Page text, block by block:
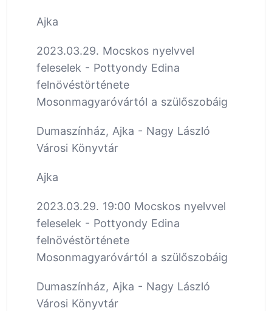
Ajka
2023.03.29. Mocskos nyelvvel
feleselek - Pottyondy Edina
felnövéstörténete
Mosonmagyaróvártól a szülőszobáig
Dumaszínház, Ajka - Nagy László
Városi Könyvtár
Ajka
2023.03.29. 19:00 Mocskos nyelvvel
feleselek - Pottyondy Edina
felnövéstörténete
Mosonmagyaróvártól a szülőszobáig
Dumaszínház, Ajka - Nagy László
Városi Könyvtár